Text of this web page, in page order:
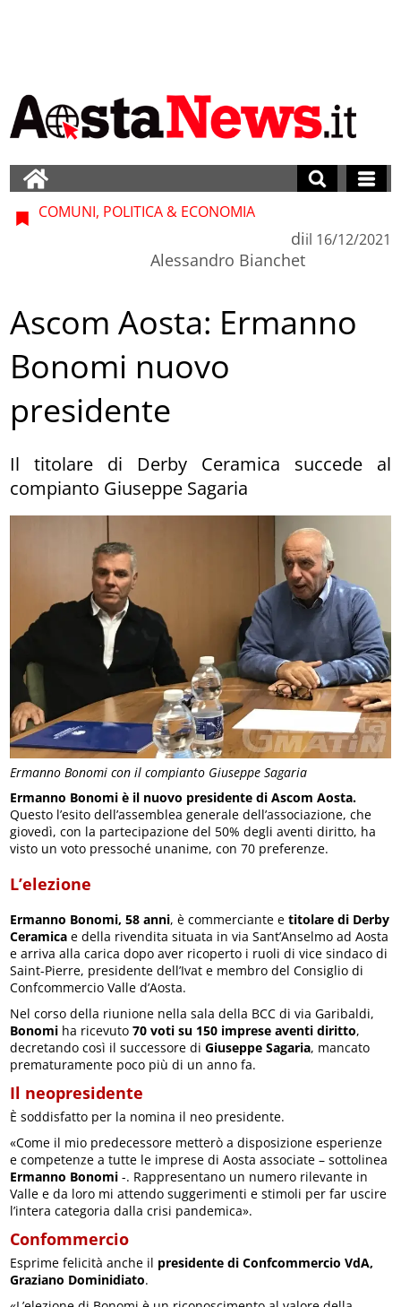
Ermanno Bonomi con il compianto Giuseppe Sagaria
COMUNI, POLITICA & ECONOMIA
di
Alessandro Bianchet
il 16/12/2021
Ascom Aosta: Ermanno
Bonomi nuovo
presidente
Il titolare di Derby Ceramica succede al
compianto Giuseppe Sagaria
Ermanno Bonomi è il nuovo presidente di Ascom Aosta.
Questo l’esito dell’assemblea generale dell’associazione, che
giovedì, con la partecipazione del 50% degli aventi diritto, ha
visto un voto pressoché unanime, con 70 preferenze.
L’elezione
Ermanno Bonomi, 58 anni, è commerciante etitolare di Derby
Ceramica e della rivendita situata in via Sant’Anselmo ad Aosta
e arriva alla carica dopo aver ricoperto i ruoli di vice sindaco di
Saint-Pierre, presidente dell’Ivat e membro del Consiglio di
Confcommercio Valle d’Aosta.
Nel corso della riunione nella sala della BCC di via Garibaldi,
Bonomi ha ricevuto70 voti su 150 imprese aventi diritto,
decretando così il successore diGiuseppe Sagaria, mancato
prematuramente poco più di un anno fa.
Il neopresidente
È soddisfatto per la nomina il neo presidente.
«Come il mio predecessore metterò a disposizione esperienze
e competenze a tutte le imprese di Aosta associate – sottolinea
Ermanno Bonomi -. Rappresentano un numero rilevante in
Valle e da loro mi attendo suggerimenti e stimoli per far uscire
l’intera categoria dalla crisi pandemica».
Confommercio
Esprime felicità anche il presidente di Confcommercio VdA,
Graziano Dominidiato.